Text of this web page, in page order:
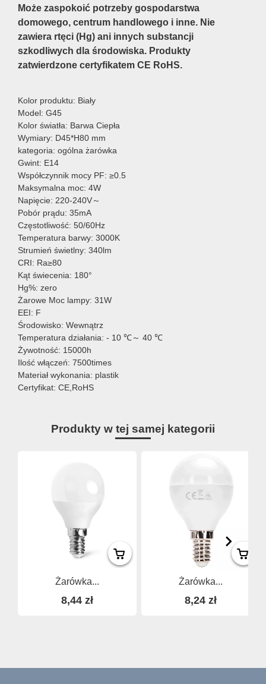
Może zaspokoić potrzeby gospodarstwa
domowego, centrum handlowego i inne. Nie
zawiera rtęci (Hg) ani innych substancji
szkodliwych dla środowiska. Produkty
zatwierdzone certyfikatem CE RoHS.
Kolor produktu: Biały
Model: G45
Kolor światła: Barwa Ciepła
Wymiary: D45*H80 mm
kategoria: ogólna żarówka
Gwint: E14
Współczynnik mocy PF: ≥0.5
Maksymalna moc: 4W
Napięcie: 220-240V～
Pobór prądu: 35mA
Częstotliwość: 50/60Hz
Temperatura barwy: 3000K
Strumień świetlny: 340lm
CRI: Ra≥80
Kąt świecenia: 180°
Hg%: zero
Żarowe Moc lampy: 31W
EEI: F
Środowisko: Wewnątrz
Temperatura działania: - 10 ℃～ 40 ℃
Żywotność: 15000h
Ilość włączeń: 7500times
Materiał wykonania: plastik
Certyfikat: CE,RoHS
Produkty w tej samej kategorii
Żarówka...
8,44 zł
Żarówka...
8,24 zł